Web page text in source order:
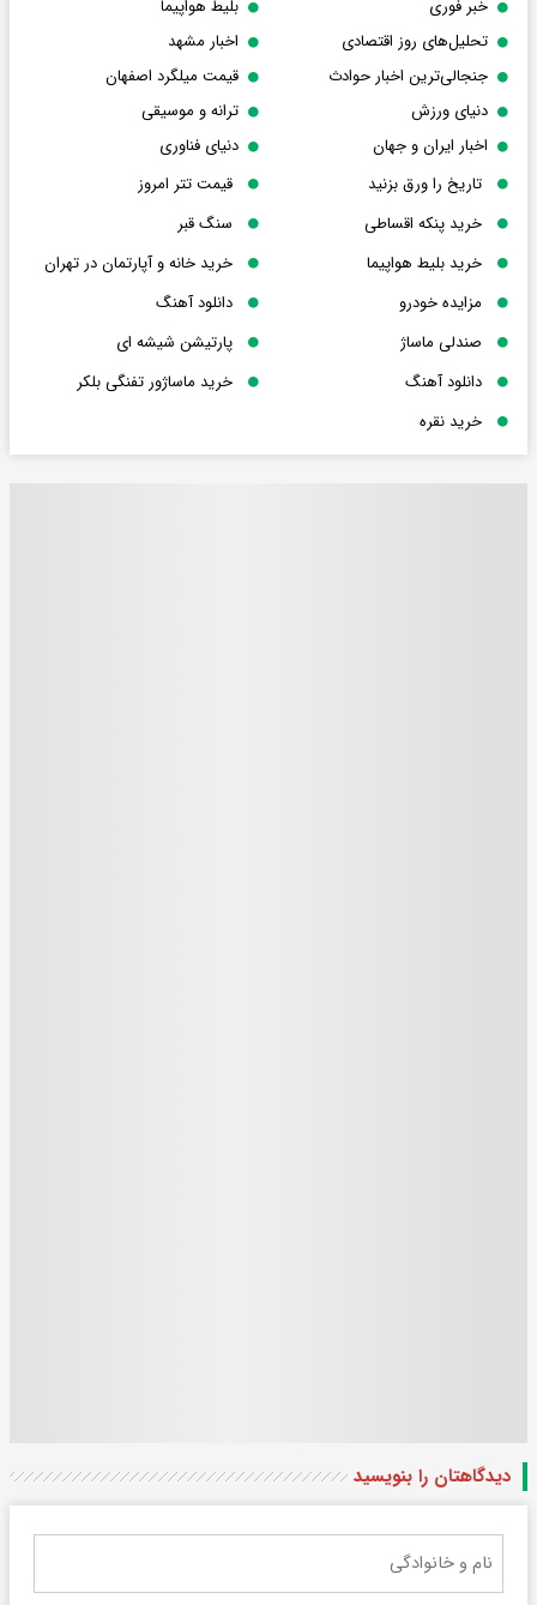
خبر فوری
بلیط هواپیما
تحلیل‌های روز اقتصادی
اخبار مشهد
جنجالی‌ترین اخبار حوادث
قیمت میلگرد اصفهان
دنیای ورزش
ترانه و موسیقی
اخبار ایران و جهان
دنیای فناوری
تاریخ را ورق بزنید
قیمت تتر امروز
خرید پنکه اقساطی
سنگ قبر
خرید بلیط هواپیما
خرید خانه و آپارتمان در تهران
مزایده خودرو
دانلود آهنگ
صندلی ماساژ
پارتیشن شیشه ای
دانلود آهنگ
خرید ماساژور تفنگی بلکر
خرید نقره
دیدگاهتان را بنویسید